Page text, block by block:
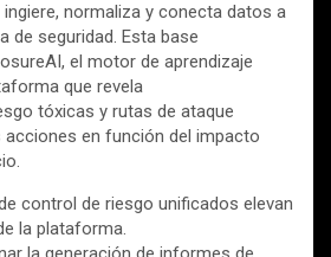
ingiere, normaliza y conecta datos a
de seguridad. Esta base
el motor de aprendizaje
que revela
tóxicas y rutas de ataque
en función del impacto
control de riesgo unificados elevan
la plataforma.